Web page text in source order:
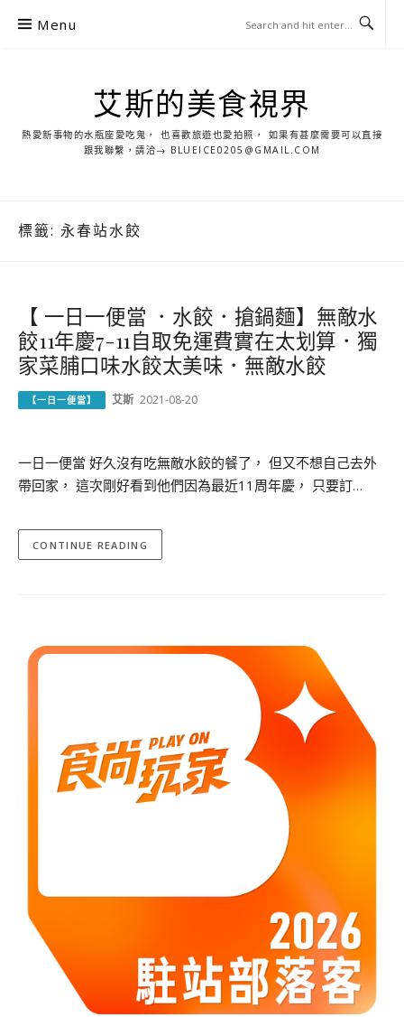
Menu
艾斯的美食視界
熱愛新事物的水瓶座愛吃鬼， 也喜歡旅遊也愛拍照， 如果有甚麼需要可以直接
跟我聯繫，請洽→ BLUEICE0205@GMAIL.COM
標籤: 永春站水餃
【 一日一便當 ．水餃．搶鍋麵】無敵水
餃11年慶7-11自取免運費實在太划算．獨
家菜脯口味水餃太美味．無敵水餃
【一日一便當】 艾斯 2021-08-20
一日一便當 好久沒有吃無敵水餃的餐了， 但又不想自己去外
帶回家， 這次剛好看到他們因為最近11周年慶， 只要訂…
CONTINUE READING